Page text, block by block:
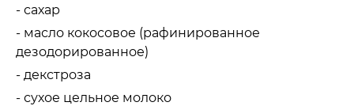
- сахар
- масло кокосовое (рафинированное
дезодорированное)
- декстроза
- сухое цельное молоко